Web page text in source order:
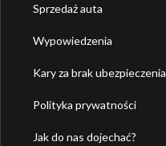
Sprzedaż auta
Wypowiedzenia
Kary za brak ubezpieczenia
Polityka prywatności
Jak do nas dojechać?